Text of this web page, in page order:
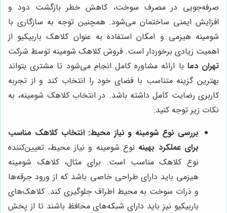
صرفه‌جویی در مصرف سوخت، کاهش خطر بازگشت دود و
افزایش ایمنی ساختمان می‌شود. همچنین توجه به سازگاری با
شومینه هیزمی و امکان استفاده به عنوان کلاهک باربیکیو از
اهمیت زیادی برخوردار است. فروش کلاهک شومینه توسط شرکت
تهران دما با ارائه مشاوره کامل انجام می‌شود تا مشتری بتواند
بهترین گزینه متناسب با فضای خود را انتخاب کند و از تجربه
کاربری رضایت کامل داشته باشد. در انتخاب کلاهک شومینه، به
نکات زیر توجه کنید:
بررسی نوع شومینه و نیاز محیط: انتخاب کلاهک مناسب
برای عملکرد بهینه نوع شومینه و نیاز محیط، تعیین‌کننده
نوع کلاهک مناسب است. برای مثال، کلاهک شومینه
هیزمی باید دارای طراحی خاصی باشد که از ورود جرقه‌ها
و ذرات سوخت به محیط اطراف جلوگیری کند. کلاهک‌های
باربیکیو نیز باید دارای شبکه‌های محافظ باشند تا از پخش